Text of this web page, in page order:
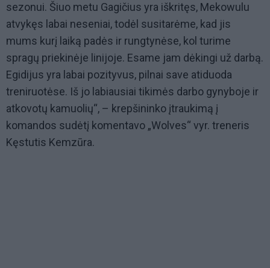
sezonui. Šiuo metu Gagičius yra iškritęs, Mekowulu
atvykęs labai neseniai, todėl susitarėme, kad jis
mums kurį laiką padės ir rungtynėse, kol turime
spragų priekinėje linijoje. Esame jam dėkingi už darbą.
Egidijus yra labai pozityvus, pilnai save atiduoda
treniruotėse. Iš jo labiausiai tikimės darbo gynyboje ir
atkovotų kamuolių“, – krepšininko įtraukimą į
komandos sudėtį komentavo „Wolves“ vyr. treneris
Kęstutis Kemzūra.